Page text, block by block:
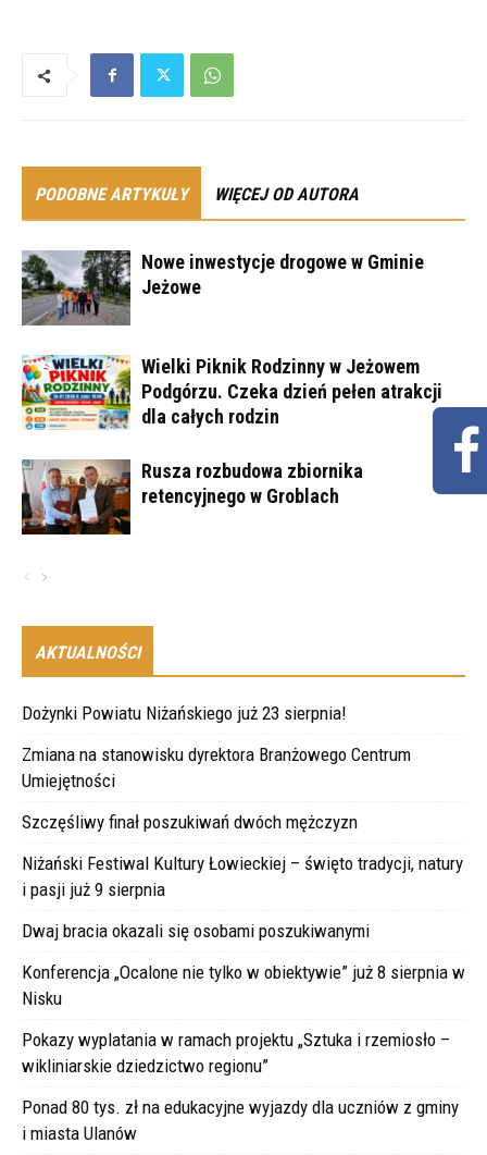
PODOBNE ARTYKUŁY WIĘCEJ OD AUTORA
Nowe inwestycje drogowe w Gminie
Jeżowe
Wielki Piknik Rodzinny w Jeżowem
Podgórzu. Czeka dzień pełen atrakcji
dla całych rodzin
Rusza rozbudowa zbiornika
retencyjnego w Groblach
AKTUALNOŚCI
Dożynki Powiatu Niżańskiego już 23 sierpnia!
Zmiana na stanowisku dyrektora Branżowego Centrum
Umiejętności
Szczęśliwy finał poszukiwań dwóch mężczyzn
Niżański Festiwal Kultury Łowieckiej – święto tradycji, natury
i pasji już 9 sierpnia
Dwaj bracia okazali się osobami poszukiwanymi
Konferencja „Ocalone nie tylko w obiektywie” już 8 sierpnia w
Nisku
Pokazy wyplatania w ramach projektu „Sztuka i rzemiosło –
wikliniarskie dziedzictwo regionu”
Ponad 80 tys. zł na edukacyjne wyjazdy dla uczniów z gminy
i miasta Ulanów